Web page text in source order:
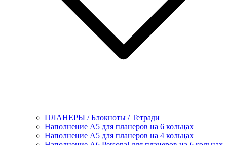
ПЛАНЕРЫ / Блокноты / Тетради
Наполнение А5 для планеров на 6 кольцах
Наполнение А5 для планеров на 4 кольцах